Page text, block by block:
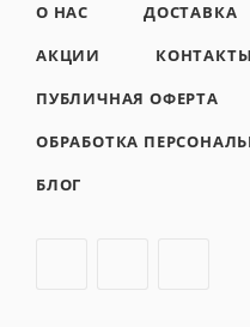
О НАС ДОСТАВКА
АКЦИИ
КОНТАКТЫ
ПУБЛИЧНАЯ ОФЕРТА
ОБРАБОТКА
БЛОГ